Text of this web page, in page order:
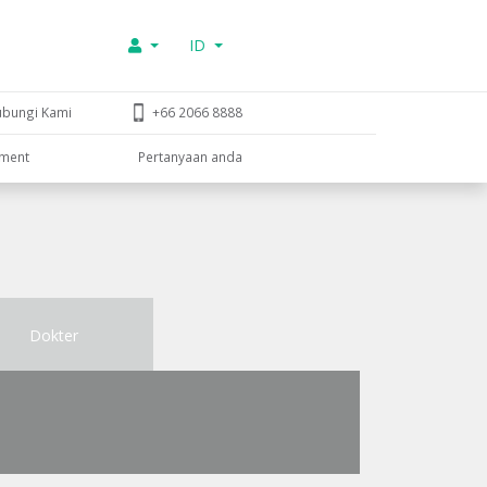
ID
Kami +66 2066 8888
Pertanyaan anda
Dokter